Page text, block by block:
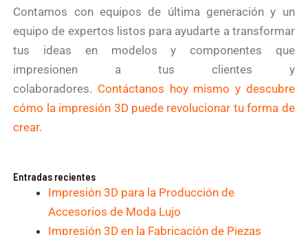
Contamos con equipos de última generación y un
equipo de expertos listos para ayudarte a transformar
tus ideas en modelos y componentes que
impresionen a tus clientes y
colaboradores. Contáctanos hoy mismo y descubre
cómo la impresión 3D puede revolucionar tu forma de
crear.
Entradas recientes
Impresión 3D para la Producción de
Accesorios de Moda Lujo
Impresión 3D en la Fabricación de Piezas